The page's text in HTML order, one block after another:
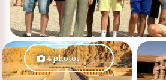
4 photos